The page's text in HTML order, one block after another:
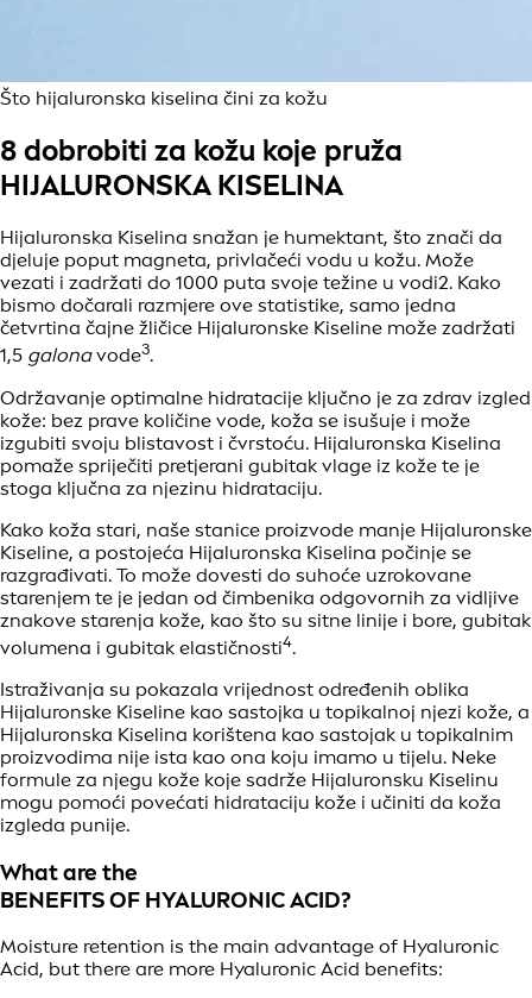
Što hijaluronska kiselina čini za kožu
8 dobrobiti za kožu koje pruža
HIJALURONSKA KISELINA
Hijaluronska Kiselina snažan je humektant, što znači da
djeluje poput magneta, privlačeći vodu u kožu. Može
vezati i zadržati do 1000 puta svoje težine u vodi2. Kako
bismo dočarali razmjere ove statistike, samo jedna
četvrtina čajne žličice Hijaluronske Kiseline može zadržati
1,5 galonavode3.
Održavanje optimalne hidratacije ključno je za zdrav izgled
kože: bez prave količine vode, koža se isušuje i može
izgubiti svoju blistavost i čvrstoću. Hijaluronska Kiselina
pomaže spriječiti pretjerani gubitak vlage iz kože te je
stoga ključna za njezinu hidrataciju.
Kako koža stari, naše stanice proizvode manje Hijaluronske
Kiseline, a postojeća Hijaluronska Kiselina počinje se
razgrađivati. To može dovesti do suhoće uzrokovane
starenjem te je jedan od čimbenika odgovornih za vidljive
znakove starenja kože, kao što su sitne linije i bore, gubitak
volumena i gubitak elastičnosti4.
Istraživanja su pokazala vrijednost određenih oblika
Hijaluronske Kiseline kao sastojka u topikalnoj njezi kože, a
Hijaluronska Kiselina korištena kao sastojak u topikalnim
proizvodima nije ista kao ona koju imamo u tijelu. Neke
formule za njegu kože koje sadrže Hijaluronsku Kiselinu
mogu pomoći povećati hidrataciju kože i učiniti da koža
izgleda punije.
What are the
BENEFITS OF HYALURONIC ACID?
Moisture retention is the main advantage of Hyaluronic
Acid, but there are more Hyaluronic Acid benefits: